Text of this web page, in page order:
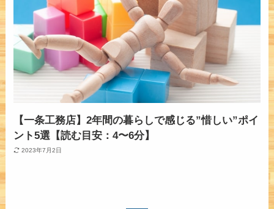
【一条工務店】2年間の暮らしで感じる”惜しい”ポイ
ント5選【読む目安：4〜6分】
2023年7月2日